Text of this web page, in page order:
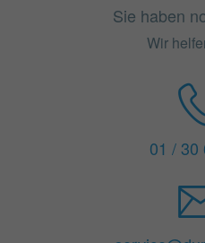
Sie haben
Wir
01 / 30